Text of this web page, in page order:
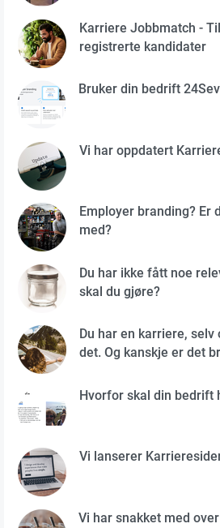
Karriere Jobbmatch -
registrerte kandidater
Bruker din bedrift
Vi har oppdatert
Employer branding? Er
med?
Du har ikke fått noe
skal du gjøre?
Du har en karriere,
det. Og kanskje er det
Hvorfor skal din bedrift
Vi lanserer
Vi har snakket med